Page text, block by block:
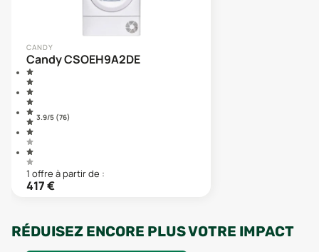
CANDY
Candy CSOEH9A2DE
3.9/5 (76)
1 offre à partir de :
417€
RÉDUISEZ ENCORE PLUS VOTRE IMPACT